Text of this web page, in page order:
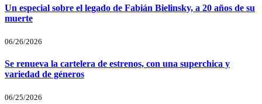
Un especial sobre el legado de Fabián Bielinsky, a 20 años de su
muerte
06/26/2026
Se renueva la cartelera de estrenos, con una superchica y
variedad de géneros
06/25/2026